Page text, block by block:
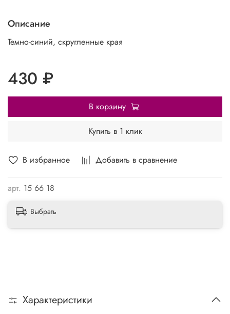
В избранное Добавить в сравнение
арт. 15 66 18
Описание
Темно-синий, скругленные края
430 ₽
В корзину
Купить в 1 клик
Выбрать
Характеристики